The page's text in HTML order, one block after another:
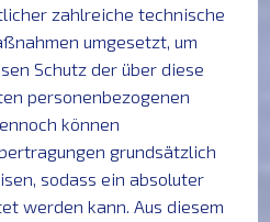
zahlreiche technische
umgesetzt, um
Schutz der über diese
personenbezogenen
können
grundsätzlich
sodass ein absoluter
werden kann. Aus diesem